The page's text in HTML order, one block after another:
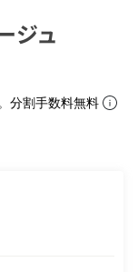
ジュ
分割手数料無料